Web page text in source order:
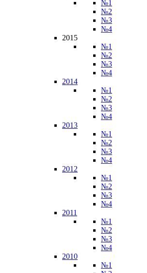
№1
№2
№3
№4
2015
№1
№2
№3
№4
2014
№1
№2
№3
№4
2013
№1
№2
№3
№4
2012
№1
№2
№3
№4
2011
№1
№2
№3
№4
2010
№1